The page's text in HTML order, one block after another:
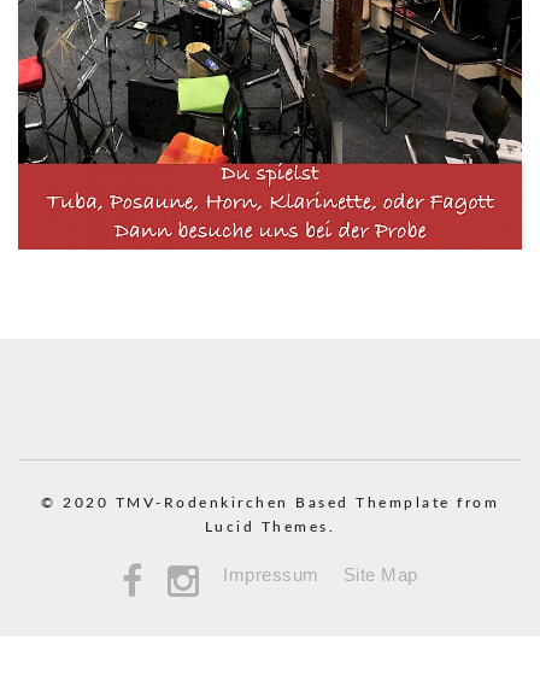
© 2020 TMV-Rodenkirchen Based Themplate from
Lucid Themes.
Impressum Site Map